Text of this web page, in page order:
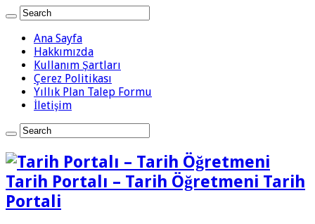
Ana Sayfa
Hakkımızda
Kullanım Şartları
Çerez Politikası
Yıllık Plan Talep Formu
İletişim
Tarih Portalı – Tarih Öğretmeni Tarih
Portali